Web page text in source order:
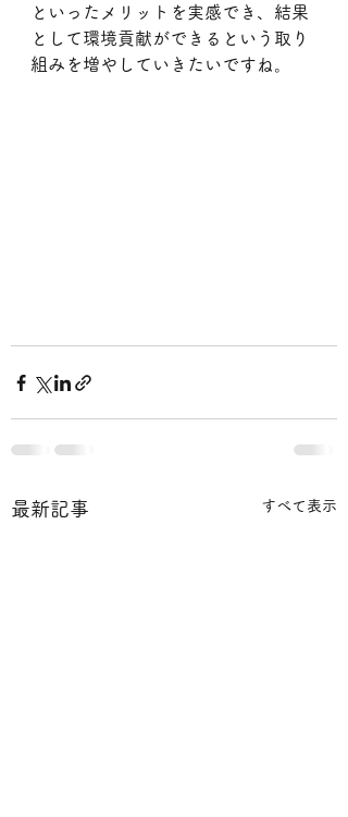
といったメリットを実感でき、結果
として環境貢献ができるという取り
組みを増やしていきたいですね。
最新記事 すべて表示